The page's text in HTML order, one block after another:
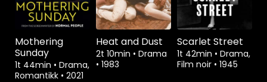
Mothering
Sunday
1t 44min • Drama,
Romantikk • 2021
Heat and Dust
2t 10min • Drama
• 1983
Scarlet Street
1t 42min • Drama,
Film noir • 1945